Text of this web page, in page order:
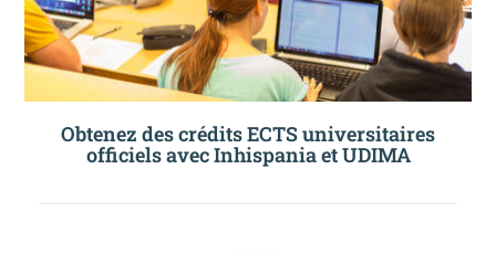
Obtenez des crédits ECTS universitaires
officiels avec Inhispania et UDIMA